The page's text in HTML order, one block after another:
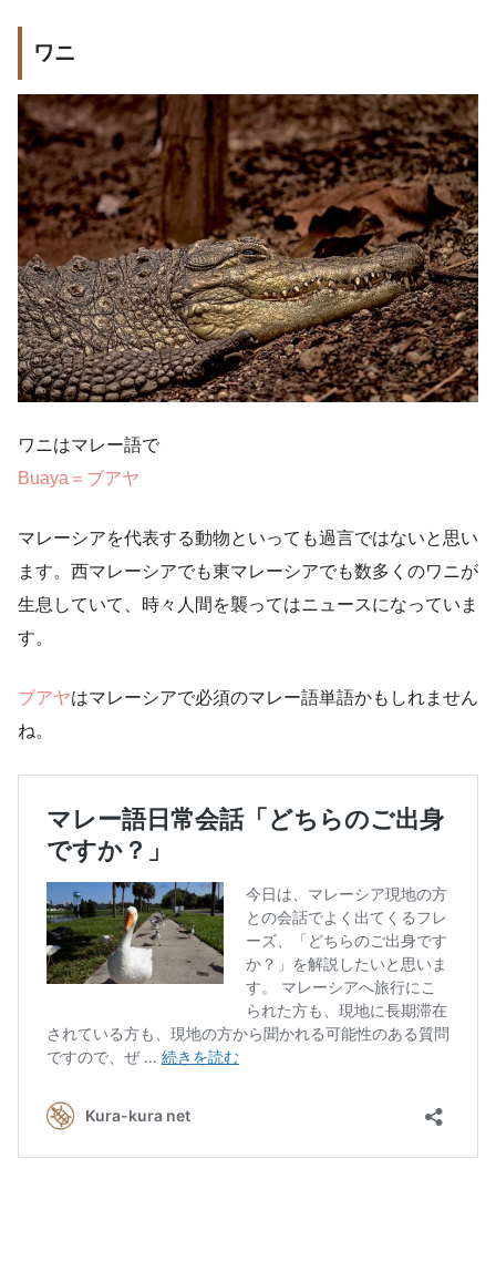
ワニ
ワニはマレー語で
Buaya＝ブアヤ
マレーシアを代表する動物といっても過言ではないと思い
ます。西マレーシアでも東マレーシアでも数多くのワニが
生息していて、時々人間を襲ってはニュースになっていま
す。
ブアヤはマレーシアで必須のマレー語単語かもしれません
ね。